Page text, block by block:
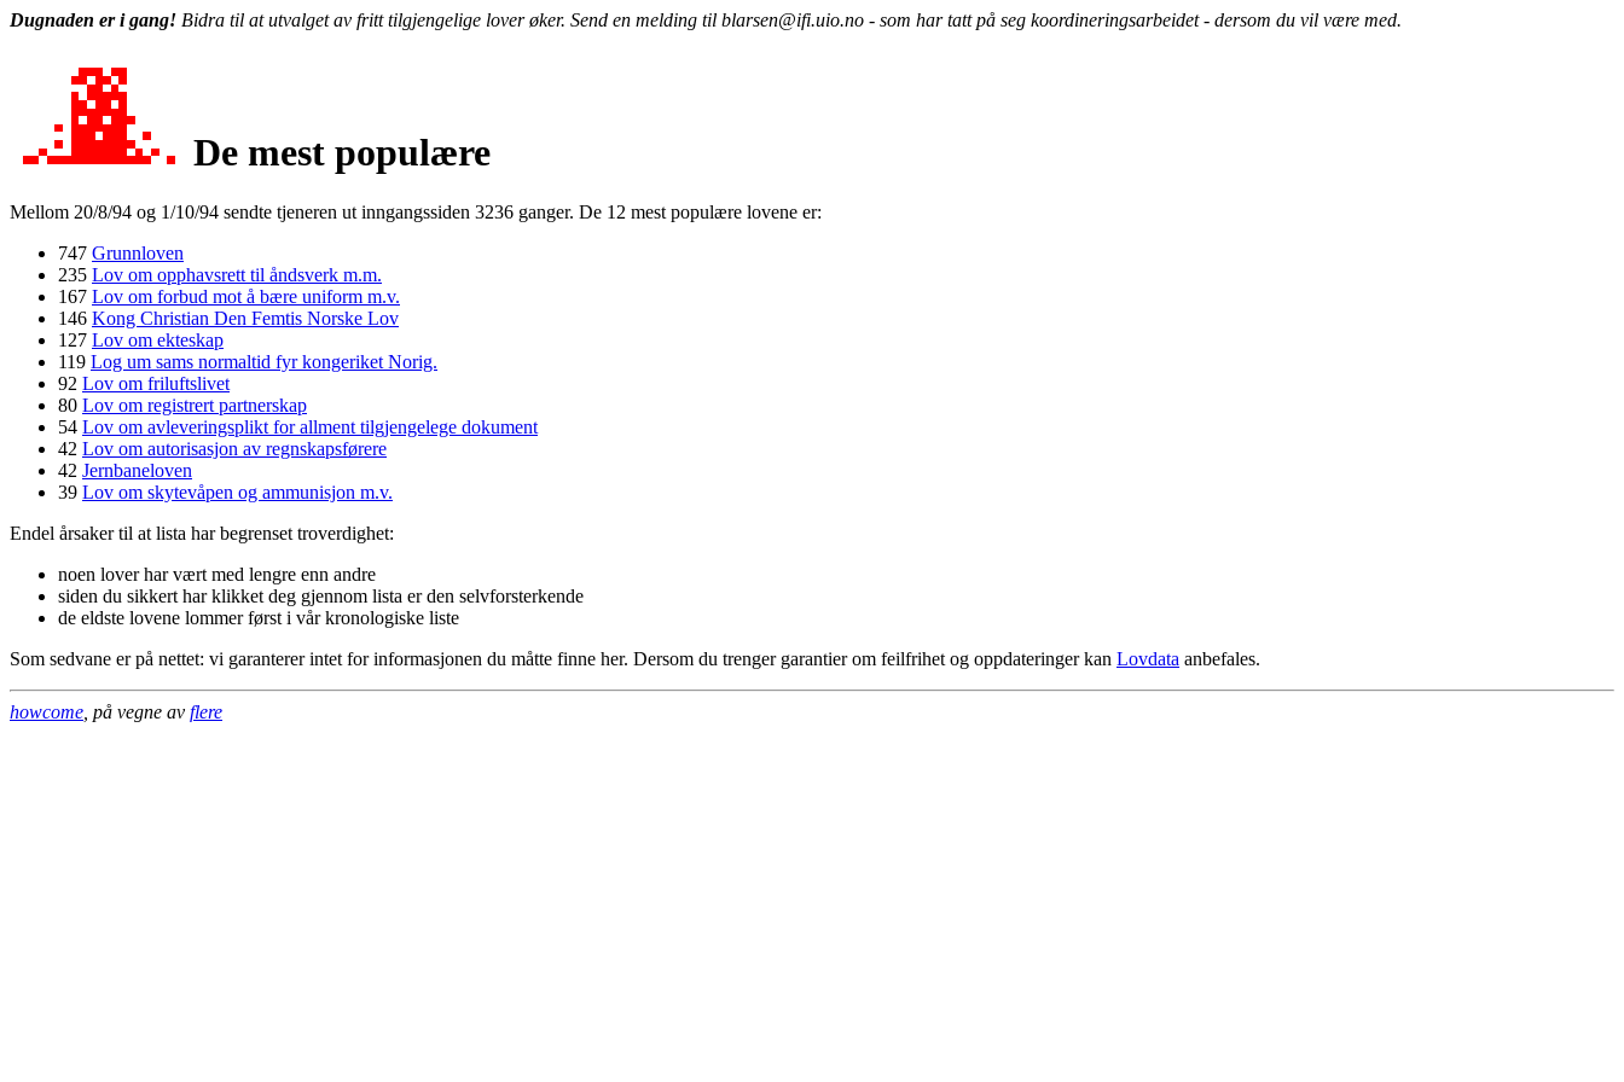
Dugnaden er i gang! Bidra til at utvalget av fritt tilgjengelige lover øker. Send en melding til blarsen@ifi.uio.no - som har tatt på seg koordineringsarbeidet - dersom du vil være med.
De mest populære
Mellom 20/8/94 og 1/10/94 sendte tjeneren ut inngangssiden 3236 ganger. De 12 mest populære lovene er:
747 Grunnloven
235 Lov om opphavsrett til åndsverk m.m.
167 Lov om forbud mot å bære uniform m.v.
146 Kong Christian Den Femtis Norske Lov
127 Lov om ekteskap
119 Log um sams normaltid fyr kongeriket Norig.
92 Lov om friluftslivet
80 Lov om registrert partnerskap
54 Lov om avleveringsplikt for allment tilgjengelege dokument
42 Lov om autorisasjon av regnskapsførere
42 Jernbaneloven
39 Lov om skytevåpen og ammunisjon m.v.
Endel årsaker til at lista har begrenset troverdighet:
noen lover har vært med lengre enn andre
siden du sikkert har klikket deg gjennom lista er den selvforsterkende
de eldste lovene lommer først i vår kronologiske liste
Som sedvane er på nettet: vi garanterer intet for informasjonen du måtte finne her. Dersom du trenger garantier om feilfrihet og oppdateringer kan Lovdata anbefales.
howcome , på vegne av flere